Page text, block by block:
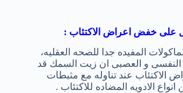
المفيده جدا للصحه العقليه،
و العصبى ان زيت السمك قد
الاكتئاب عند تناوله مع مثبطات
الادويه المضاده للاكتئاب .